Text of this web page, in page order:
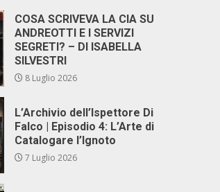
COSA SCRIVEVA LA CIA SU
ANDREOTTI E I SERVIZI
SEGRETI? – DI ISABELLA
SILVESTRI
8 Luglio 2026
L’Archivio dell’Ispettore Di
Falco | Episodio 4: L’Arte di
Catalogare l’Ignoto
7 Luglio 2026